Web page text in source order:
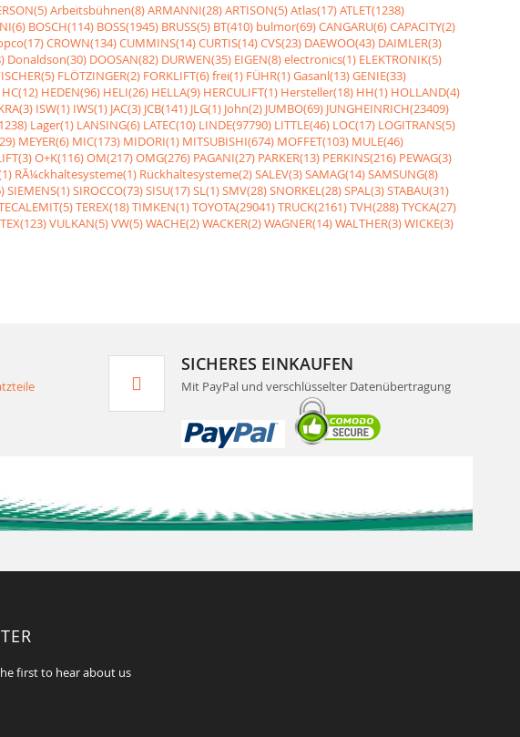
Arbeitsbühnen(8)ARMANNI(28)ARTISON(5)Atlas(17)ATLET(1238)
BOSCH(114) BOSS(1945) BRUSS(5) BT(410) bulmor(69)CANGARU(6)CAPACITY(2)
CROWN(134)CUMMINS(14)CURTIS(14)CVS(23) DAEWOO(43) DAIMLER(3)
Donaldson(30) DOOSAN(82) DURWEN(35) EIGEN(8)electronics(1) ELEKTRONIK(5)
FLÖTZINGER(2) FORKLIFT(6)frei(1) FÜHR(1)Gasanl(13)GENIE(33)
HC(12) HEDEN(96) HELI(26) HELLA(9) HERCULIFT(1) Hersteller(18) HH(1) HOLLAND(4)
ISW(1) IWS(1) JAC(3) JCB(141) JLG(1) John(2) JUMBO(69) JUNGHEINRICH(23409)
Lager(1) LANSING(6) LATEC(10) LINDE(97790) LITTLE(46) LOC(17) LOGITRANS(5)
MEYER(6) MIC(173) MIDORI(1) MITSUBISHI(674) MOFFET(103) MULE(46)
O+K(116)OM(217)OMG(276) PAGANI(27) PARKER(13) PERKINS(216) PEWAG(3)
RÃ¼ckhaltesysteme(1) Rückhaltesysteme(2)SALEV(3)SAMAG(14)SAMSUNG(8)
SIEMENS(1)SIROCCO(73)SISU(17)SL(1)SMV(28)SNORKEL(28)SPAL(3)STABAU(31)
TEREX(18)TIMKEN(1)TOYOTA(29041)TRUCK(2161)TVH(288)TYCKA(27)
VULKAN(5)VW(5)WACHE(2)WACKER(2)WAGNER(14)WALTHER(3)WICKE(3)
SICHERES EINKAUFEN
Mit PayPal und verschlüsselter Datenübertragung
first to hear about us